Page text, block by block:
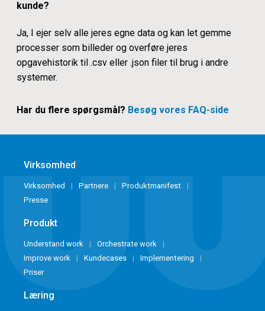
kunde?
Ja, I ejer selv alle jeres egne data og kan let gemme
processer som billeder og overføre jeres
opgavehistorik til .csv eller .json filer til brug i andre
systemer.
Har du flere spørgsmål? Besøg vores FAQ-side
Virksomhed
Virksomhed Partnere
Produktmanifest
Presse
Produkt
Understand work
Orchestrate work
Improve work
Kundecases
Implementering
Priser
Læring